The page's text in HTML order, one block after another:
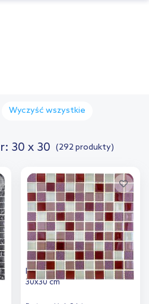
30 x 30 (292 produkty)
Wyczyść wszystkie
Iryda Faro mozaika ścienna
30x30 cm